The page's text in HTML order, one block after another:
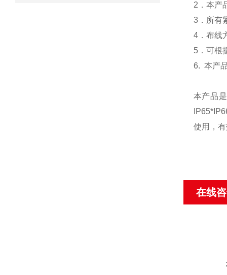
2．本产
3．所有
4．布线
5．可根
6. 本产
本产品
使用，
在线